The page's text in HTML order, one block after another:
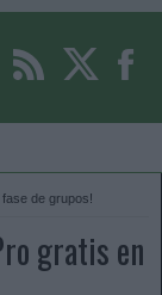
de grupos!
gratis en